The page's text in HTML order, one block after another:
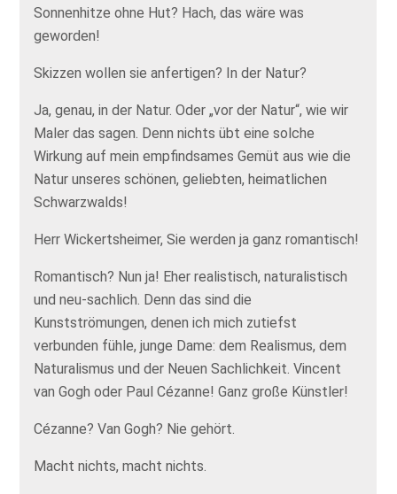
Sonnenhitze ohne Hut? Hach, das wäre was
geworden!
Skizzen wollen sie anfertigen? In der Natur?
Ja, genau, in der Natur. Oder „vor der Natur“, wie wir
Maler das sagen. Denn nichts übt eine solche
Wirkung auf mein empfindsames Gemüt aus wie die
Natur unseres schönen, geliebten, heimatlichen
Schwarzwalds!
Herr Wickertsheimer, Sie werden ja ganz romantisch!
Romantisch? Nun ja! Eher realistisch, naturalistisch
und neu-sachlich. Denn das sind die
Kunstströmungen, denen ich mich zutiefst
verbunden fühle, junge Dame: dem Realismus, dem
Naturalismus und der Neuen Sachlichkeit. Vincent
van Gogh oder Paul Cézanne! Ganz große Künstler!
Cézanne? Van Gogh? Nie gehört.
Macht nichts, macht nichts.